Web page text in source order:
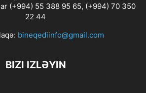
(+994) 55 388 95 65, (+994) 70 350
22 44
bineqediinfo@gmail.com
BIZI IZLƏYIN